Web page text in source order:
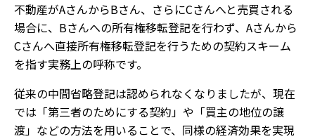
不動産がAさんからBさん、さらにCさんへと売買される
場合に、Bさんへの所有権移転登記を行わず、Aさんから
Cさんへ直接所有権移転登記を行うための契約スキーム
を指す実務上の呼称です。
従来の中間省略登記は認められなくなりましたが、現在
では「第三者のためにする契約」や「買主の地位の譲
渡」などの方法を用いることで、同様の経済効果を実現